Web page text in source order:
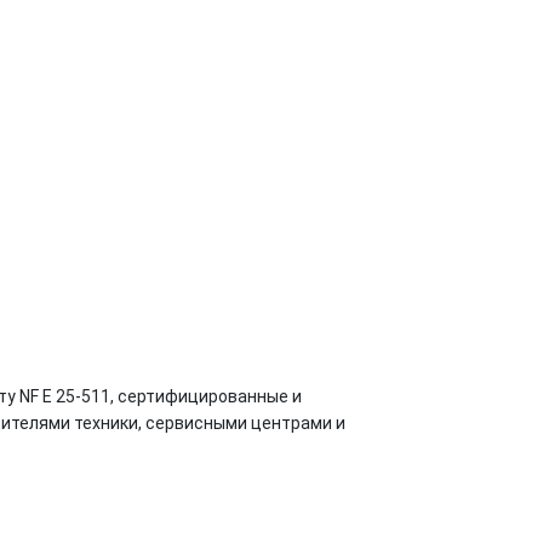
NF E 25-511, сертифицированные и
техники, сервисными центрами и